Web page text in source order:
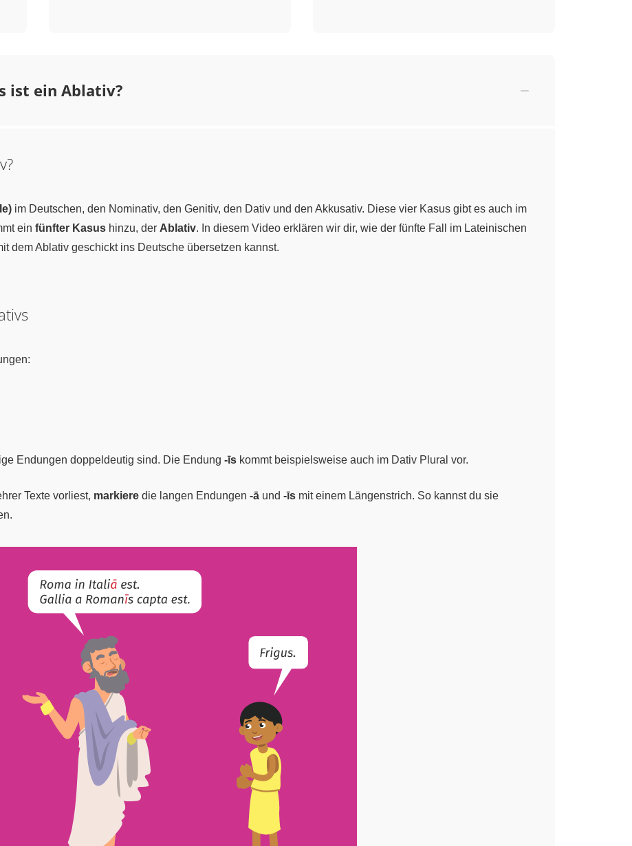
ist ein Ablativ?
im Deutschen, den Nominativ, den Genitiv, den Dativ und den Akkusativ. Diese vier Kasus gibt es auch im
ein fünfter Kasus hinzu, der Ablativ. In diesem Video erklären wir dir, wie der fünfte Fall im Lateinischen
dem Ablativ geschickt ins Deutsche übersetzen kannst.
Endungen doppeldeutig sind. Die Endung -īs kommt beispielsweise auch im Dativ Plural vor.
Texte vorliest, markiere die langen Endungen -ā und -īs mit einem Längenstrich. So kannst du sie